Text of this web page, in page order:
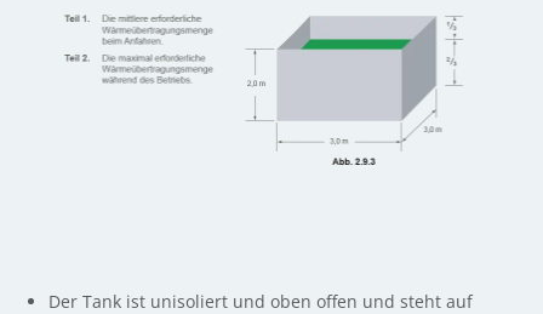
Der Tank ist unisoliert und oben offen und steht auf